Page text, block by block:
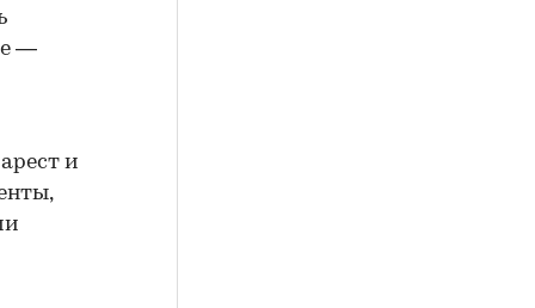
—
и